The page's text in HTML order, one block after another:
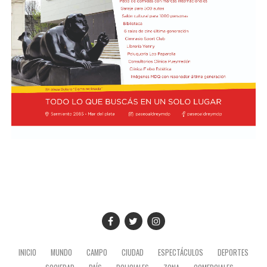
la directora del FMI que ese petróleo que fue a ver es del
pueblo argentino, es nuestro petróleo, es argentino",
dijo y agregó: "Tendría que usarse para el desarrollo
nacional, para la industria nacional, para que lo puedan
comprar y adquirir a un precio posible de los costos
nacionales".
Además, el gobernador se refirió a la importancia del
yacimiento patagónico y recordó también que el
INICIO MUNDO CAMPO CIUDAD ESPECTÁCULOS
DEPORTES